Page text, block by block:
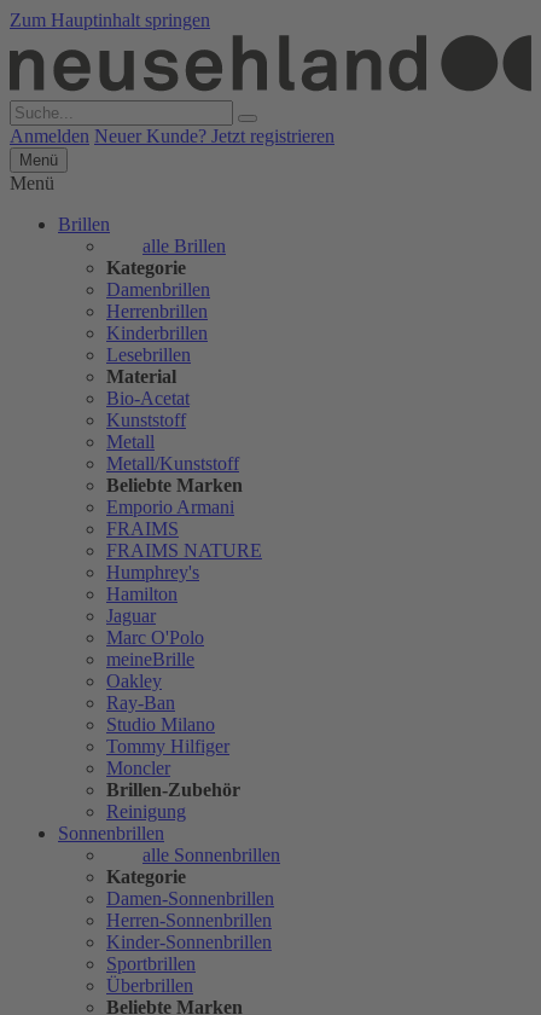
Zum Hauptinhalt springen
Anmelden Neuer Kunde? Jetzt registrieren
Menü
Menü
Brillen
alle Brillen
Kategorie
Damenbrillen
Herrenbrillen
Kinderbrillen
Lesebrillen
Material
Bio-Acetat
Kunststoff
Metall
Metall/Kunststoff
Beliebte Marken
Emporio Armani
FRAIMS
FRAIMS NATURE
Humphrey's
Hamilton
Jaguar
Marc O'Polo
meineBrille
Oakley
Ray-Ban
Studio Milano
Tommy Hilfiger
Moncler
Brillen-Zubehör
Reinigung
Sonnenbrillen
alle Sonnenbrillen
Kategorie
Damen-Sonnenbrillen
Herren-Sonnenbrillen
Kinder-Sonnenbrillen
Sportbrillen
Überbrillen
Beliebte Marken